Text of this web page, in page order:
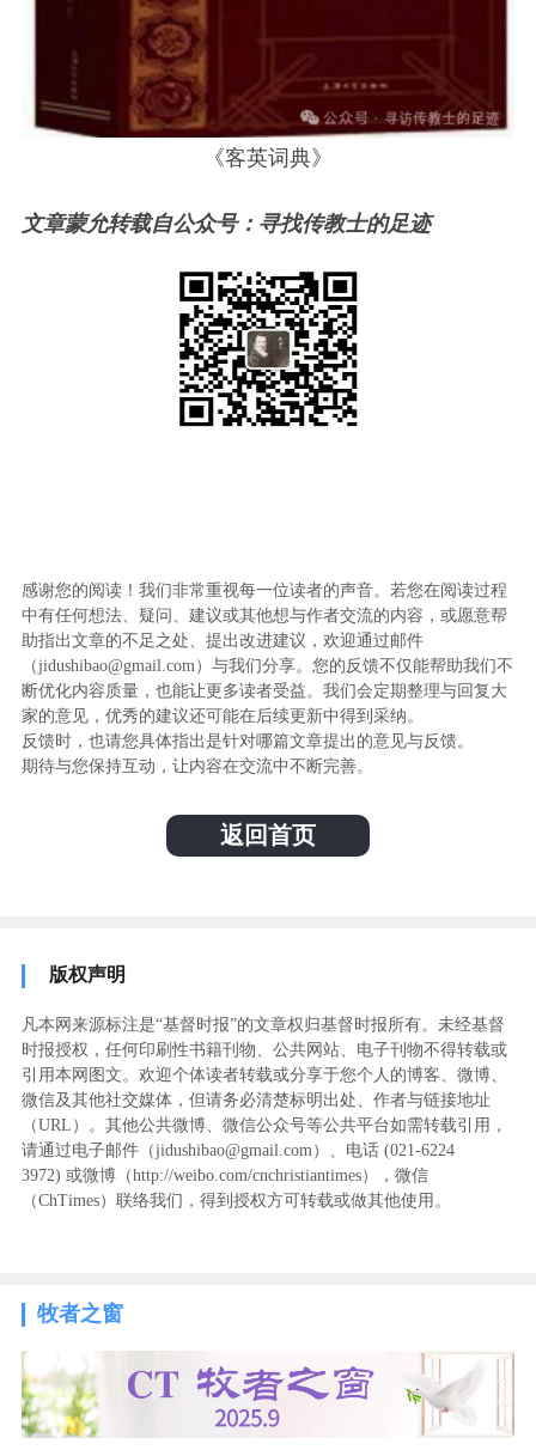
《客英词典》
文章蒙允转载自公众号：寻找传教士的足迹
感谢您的阅读！我们非常重视每一位读者的声音。若您在阅读过程
中有任何想法、疑问、建议或其他想与作者交流的内容，或愿意帮
助指出文章的不足之处、提出改进建议，欢迎通过邮件
（jidushibao@gmail.com）与我们分享。您的反馈不仅能帮助我们不
断优化内容质量，也能让更多读者受益。我们会定期整理与回复大
家的意见，优秀的建议还可能在后续更新中得到采纳。
反馈时，也请您具体指出是针对哪篇文章提出的意见与反馈。
期待与您保持互动，让内容在交流中不断完善。
返回首页
版权声明
凡本网来源标注是“基督时报”的文章权归基督时报所有。未经基督
时报授权，任何印刷性书籍刊物、公共网站、电子刊物不得转载或
引用本网图文。欢迎个体读者转载或分享于您个人的博客、微博、
微信及其他社交媒体，但请务必清楚标明出处、作者与链接地址
（URL）。其他公共微博、微信公众号等公共平台如需转载引用，
请通过电子邮件（jidushibao@gmail.com）、电话 (021-6224
3972) ‬或微博（http://weibo.com/cnchristiantimes），微信
（ChTimes）联络我们，得到授权方可转载或做其他使用。
牧者之窗